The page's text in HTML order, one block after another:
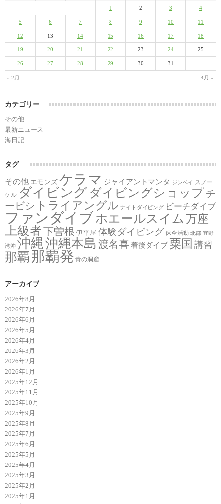
« 2月 4月 »
1 2 3 4
5 6 7 8 9 10 11
12 13 14 15 16 17 18
19 20 21 22 23 24 25
26 27 28 29 30 31
カテゴリー
その他
最新ニュース
海日記
タグ
その他 エモンズ ケラマ ジャイアントマンタ ジンベイ スノー
ケル ダイビング ダイビングショップチ
ービシ トライアングル ナイトダイビング ビーチダイブ
ファンダイブホエールスイム 万座
上級者下曽根 伊平屋 体験ダイビング 保全活動 北部 宜野
湾沖 沖縄沖縄本島 渡名喜 着後ダイブ 粟国 講習
那覇 那覇発 青の洞窟
アーカイブ
2026年8月
2026年7月
2026年6月
2026年5月
2026年4月
2026年3月
2026年2月
2026年1月
2025年12月
2025年11月
2025年10月
2025年9月
2025年8月
2025年7月
2025年6月
2025年5月
2025年4月
2025年3月
2025年2月
2025年1月